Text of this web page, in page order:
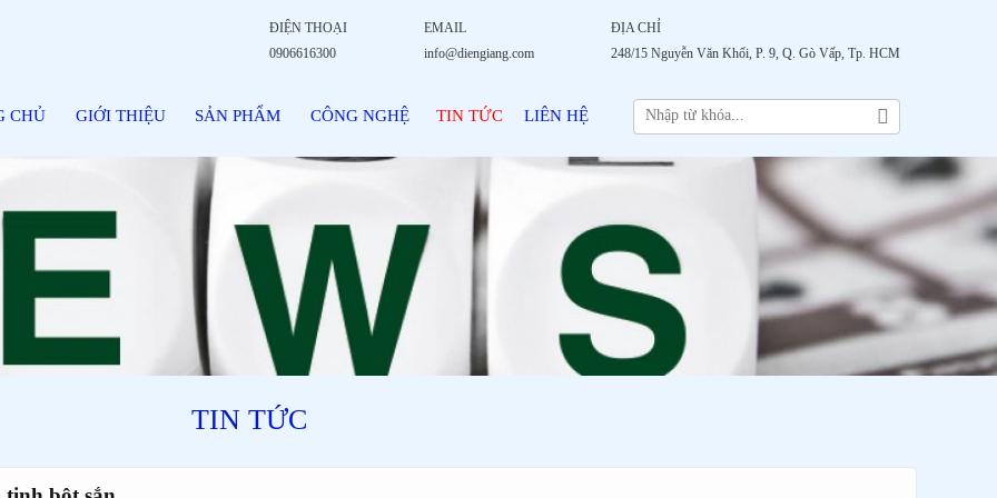
ĐIỆN THOẠI
0906616300
EMAIL
info@diengiang.com
ĐỊA CHỈ
248/15 Nguyễn Văn Khối, P. 9, Q. Gò Vấp, Tp. HCM
CHỦ GIỚI THIỆU SẢN PHẨM CÔNG NGHỆ TIN TỨC LIÊN HỆ
TIN TỨC